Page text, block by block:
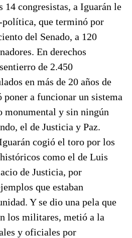
14 congresistas, a Iguarán le
política, que terminó por
del Senado, a 120
En derechos
de 2.450
en más de 20 años de
poner a funcionar un sistema
monumental y sin ningún
el de Justicia y Paz.
cogió el toro por los
como el de Luis
de Justicia, por
que estaban
Y se dio una pela que
los militares, metió a la
y oficiales por